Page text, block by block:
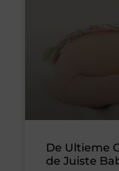
De Ultieme
de Juiste